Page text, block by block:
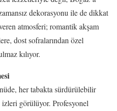
dekorasyonu ile de dikkat
atmosferi; romantik akşam
dost sofralarından özel
kılıyor.
her tabakta sürdürülebilir
izleri görülüyor. Profesyonel